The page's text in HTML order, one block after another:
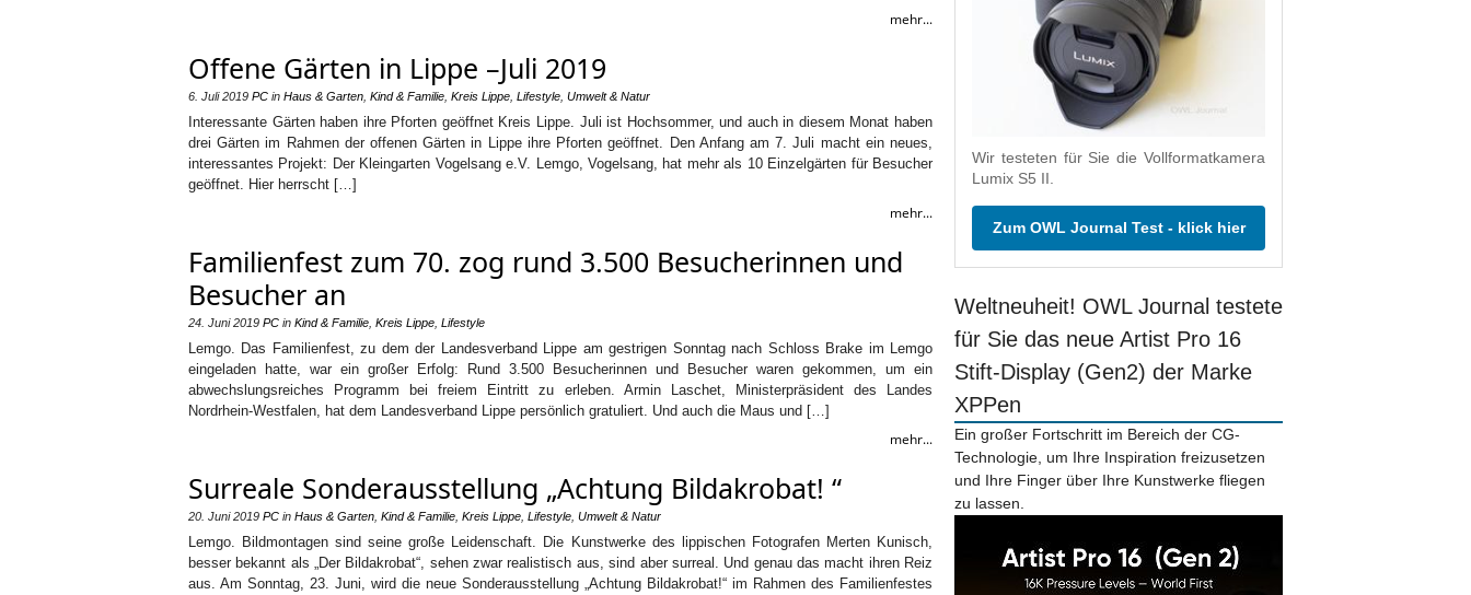
mehr...
Offene Gärten in Lippe –Juli 2019
6. Juli 2019 PC in Haus & Garten Kind & Familie Kreis Lippe Lifestyle Umwelt & Natur
Interessante Gärten haben ihre Pforten geöffnet Kreis Lippe. Juli ist Hochsommer, und auch in diesem Monat haben
drei Gärten im Rahmen der offenen Gärten in Lippe ihre Pforten geöffnet. Den Anfang am 7. Juli macht ein neues,
interessantes Projekt: Der Kleingarten Vogelsang e.V. Lemgo, Vogelsang, hat mehr als 10 Einzelgärten für Besucher
geöffnet. Hier herrscht […]
mehr...
Familienfest zum 70. zog rund 3.500 Besucherinnen und
Besucher an
24. Juni 2019 PC in Kind & Familie Kreis Lippe Lifestyle
Lemgo. Das Familienfest, zu dem der Landesverband Lippe am gestrigen Sonntag nach Schloss Brake im Lemgo
eingeladen hatte, war ein großer Erfolg: Rund 3.500 Besucherinnen und Besucher waren gekommen, um ein
abwechslungsreiches Programm bei freiem Eintritt zu erleben. Armin Laschet, Ministerpräsident des Landes
Nordrhein-Westfalen, hat dem Landesverband Lippe persönlich gratuliert. Und auch die Maus und […]
mehr...
Surreale Sonderausstellung „Achtung Bildakrobat! “
20. Juni 2019 PC in Haus & Garten Kind & Familie Kreis Lippe Lifestyle Umwelt & Natur
Lemgo. Bildmontagen sind seine große Leidenschaft. Die Kunstwerke des lippischen Fotografen Merten Kunisch,
besser bekannt als „Der Bildakrobat“, sehen zwar realistisch aus, sind aber surreal. Und genau das macht ihren Reiz
aus. Am Sonntag, 23. Juni, wird die neue Sonderausstellung „Achtung Bildakrobat!“ im Rahmen des Familienfestes
Wir testeten für Sie die Vollformatkamera
Lumix S5 II.
Zum OWL Journal Test - klick hier
Weltneuheit! OWL Journal testete
für Sie das neue Artist Pro 16
Stift-Display (Gen2) der Marke
XPPen
Ein großer Fortschritt im Bereich der CG-
Technologie, um Ihre Inspiration freizusetzen
und Ihre Finger über Ihre Kunstwerke fliegen
zu lassen.